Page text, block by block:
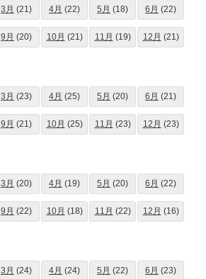
3月 (21) 4月 (22) 5月 (18) 6月 (22)
9月 (20) 10月 (21) 11月 (19) 12月 (21)
3月 (23) 4月 (25) 5月 (20) 6月 (21)
9月 (21) 10月 (25) 11月 (23) 12月 (23)
3月 (20) 4月 (19) 5月 (20) 6月 (22)
9月 (22) 10月 (18) 11月 (22) 12月 (16)
3月 (24) 4月 (24) 5月 (22) 6月 (23)